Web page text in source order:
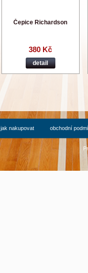
Čepice Richardson
380 Kč
detail
jak nakupovat obchodní